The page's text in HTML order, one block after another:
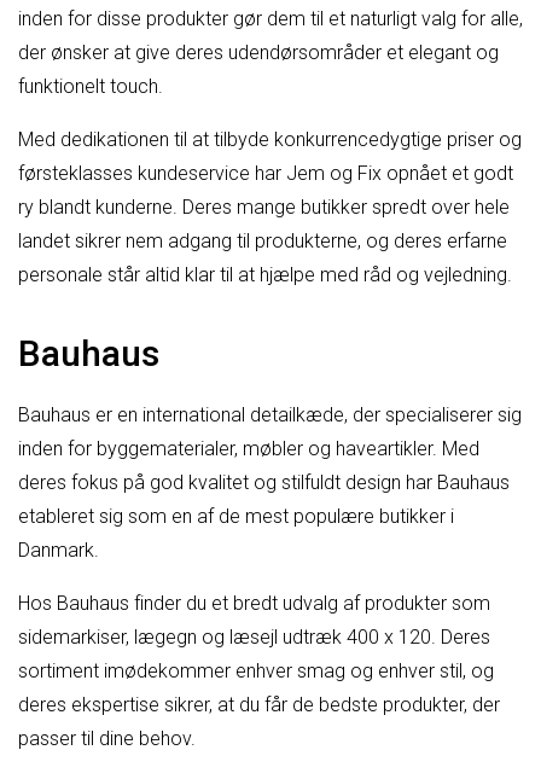
inden for disse produkter gør dem til et naturligt valg for alle,
der ønsker at give deres udendørsområder et elegant og
funktionelt touch.
Med dedikationen til at tilbyde konkurrencedygtige priser og
førsteklasses kundeservice har Jem og Fix opnået et godt
ry blandt kunderne. Deres mange butikker spredt over hele
landet sikrer nem adgang til produkterne, og deres erfarne
personale står altid klar til at hjælpe med råd og vejledning.
Bauhaus
Bauhaus er en international detailkæde, der specialiserer sig
inden for byggematerialer, møbler og haveartikler. Med
deres fokus på god kvalitet og stilfuldt design har Bauhaus
etableret sig som en af de mest populære butikker i
Danmark.
Hos Bauhaus finder du et bredt udvalg af produkter som
sidemarkiser, lægegn og læsejl udtræk 400 x 120. Deres
sortiment imødekommer enhver smag og enhver stil, og
deres ekspertise sikrer, at du får de bedste produkter, der
passer til dine behov.